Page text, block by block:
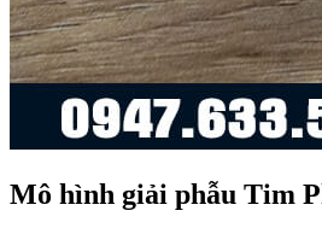
Mô hình giải phẫu Tim